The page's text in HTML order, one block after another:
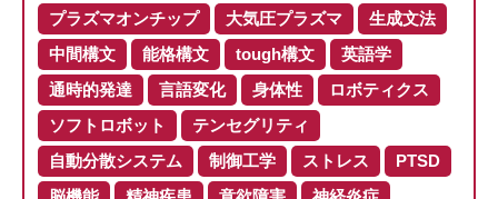
プラズマオンチップ
大気圧プラズマ
生成文法
中間構文
能格構文 tough構文
英語学
通時的発達
言語変化 身体性
ロボティクス
ソフトロボット
テンセグリティ
自動分散システム
制御工学 ストレス
PTSD